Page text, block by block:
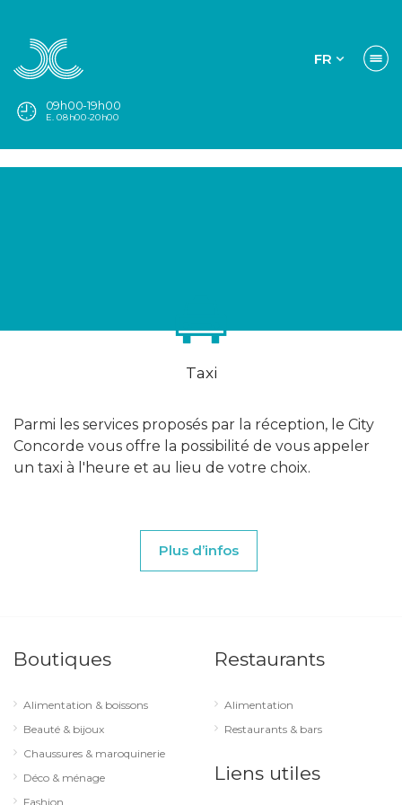
FR
09h00-19h00
E. 08h00-20h00
Taxi
Parmi les services proposés par la réception, le City
Concorde vous offre la possibilité de vous appeler
un taxi à l'heure et au lieu de votre choix.
Plus d’infos
Boutiques
Alimentation & boissons
Beauté & bijoux
Chaussures & maroquinerie
Déco & ménage
Fashion
Restaurants
Alimentation
Restaurants & bars
Liens utiles